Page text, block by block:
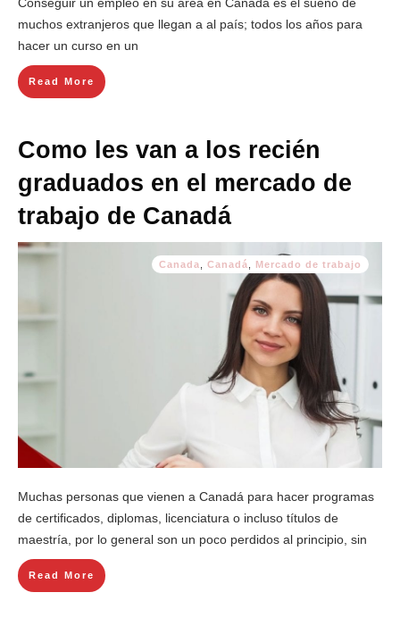
muchos extranjeros que llegan a al país; todos los años para
hacer un curso en un
Read More
Como les van a los recién
graduados en el mercado de
trabajo de Canadá
Canada Canadá Mercado de trabajo
Muchas personas que vienen a Canadá para hacer programas
de certificados, diplomas, licenciatura o incluso títulos de
maestría, por lo general son un poco perdidos al principio, sin
Read More